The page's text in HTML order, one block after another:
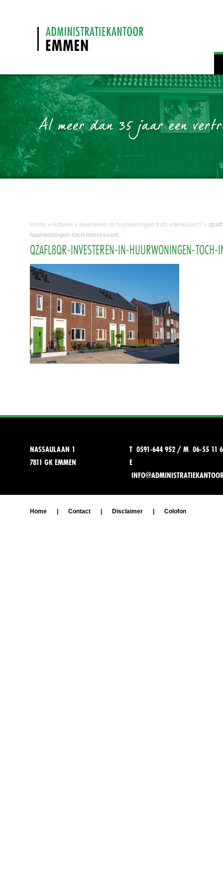
Home » Actueel » Investeren in huurwoningen toch interessant? »
huurwoningen-toch-interessant
QZAFL8QR-INVESTEREN-IN-HUURWONINGEN-TOCH-
NASSAULAAN 1
7811 GK EMMEN
T 0591-644 952 / M 06-55 11
E
Home Contact Disclaimer Colofon